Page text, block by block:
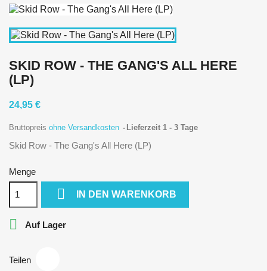
SKID ROW - THE GANG'S ALL HERE
(LP)
24,95 €
Bruttopreis ohne Versandkosten Lieferzeit 1 - 3 Tage
Skid Row - The Gang's All Here (LP)
Menge
 IN DEN WARENKORB
 Auf Lager
Teilen